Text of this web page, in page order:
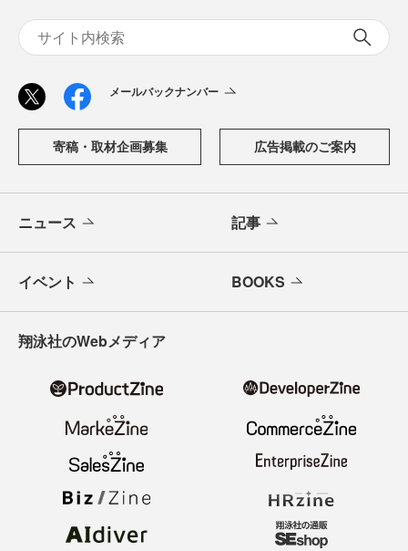
メールバックナンバー
寄稿・取材企画募集 広告掲載のご案内
ニュース 記事
イベント BOOKS
翔泳社のWebメディア